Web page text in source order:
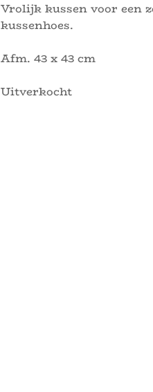
Vrolijk kussen voor een
kussenhoes.
Afm. 43 x 43 cm
Uitverkocht